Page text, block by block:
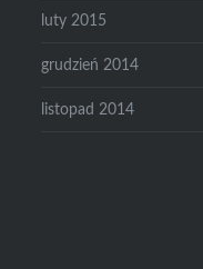
luty 2015
grudzień 2014
listopad 2014